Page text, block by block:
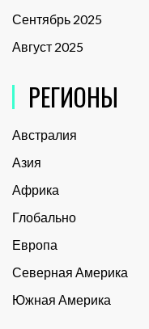
Сентябрь 2025
Август 2025
РЕГИОНЫ
Австралия
Азия
Африка
Глобально
Европа
Северная Америка
Южная Америка